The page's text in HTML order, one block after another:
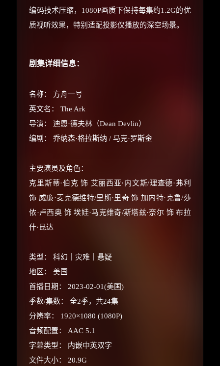
编码技术压缩，1080P画质下保持每集约1.2G的优
质视听效果，特别适配投影仪播放的深空场景。
剧集详细信息：
名称： 方舟一号
英文名： The Ark
导演： 迪恩·德夫林（Dean Devlin）
编剧： 乔纳森·格拉斯纳 / 马克·罗斯金
主要演员及角色：
克里斯蒂·伯克 饰 艾丽西亚·内文斯/理查德·弗利
饰 威廉·麦克德维特/里斯·里奇 饰 加内特·克鲁/莎
侬·卢西奥 饰 埃娃·马克维奇/斯塔兹·奈尔 饰 布拉
什·昆达
类型： 科幻｜灾难｜悬疑
地区： 美国
首播日期： 2023-02-01(美国)
季数/集数： 全2季，共24集
分辨率： 1920×1080 (1080P)
音频配置： AAC 5.1
字幕类型： 内嵌中英双字
文件大小： 20.9G
🧧 福利领取站
☕